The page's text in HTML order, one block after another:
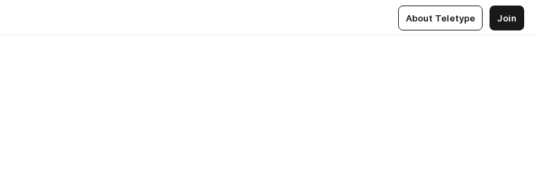
About Teletype Join